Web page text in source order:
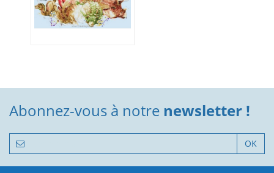
Abonnez-vous à notre newsletter !
OK